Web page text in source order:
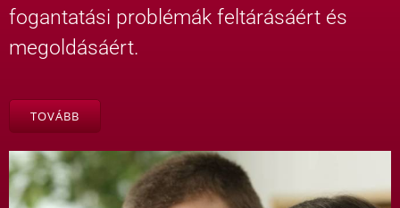
fogantatási problémák feltárásáért és
megoldásáért.
TOVÁBB